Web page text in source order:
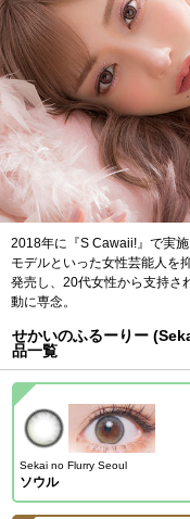
2018年に『S Cawaii!』で実
モデルといった女性芸能人を
発売し、20代女性から支持さ
動に専念。
せかいのふるーりー
品一覧
Sekai no Flurry Seoul
ソウル